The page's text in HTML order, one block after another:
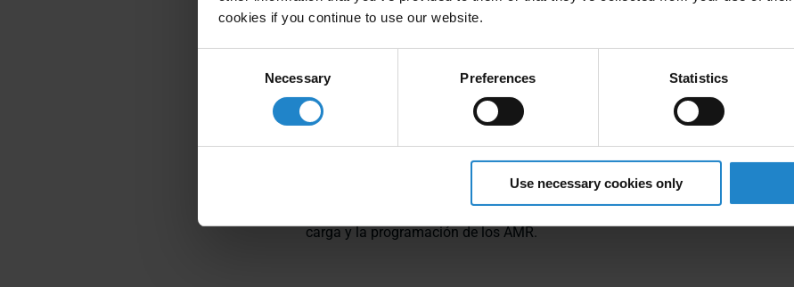
cookies if you continue to use our website.
Necessary Preferences Statistics
Use necessary cookies only
Grupo Kimball tenía experiencia práctica con los AMR de MiR en la sede
eligió MiR y desplegó dos AMR MiR250 al mismo tiempo"
Los dos robots tienen una clara división del trabajo. Se utilizan para
materiales y cajas de almacén desde y hacia distintos puntos de la línea de
robots de alto rendimiento han realizado perfectamente el funcionamiento
la eficacia logística en todas las líneas de producción. Además, para
multitarea entre los robots, Kimball Electronics Nanjing ha adoptado MiR
proporciona un control centralizado de los robots desde una única estación,
carga y la programación de los AMR.